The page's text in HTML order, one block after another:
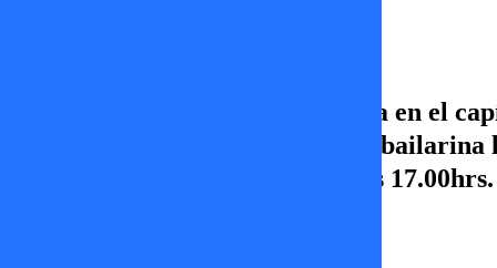
Camila Andrade se fue eliminada en el
debido a una discusión en que la
Sígueme! De lunes a viernes a las